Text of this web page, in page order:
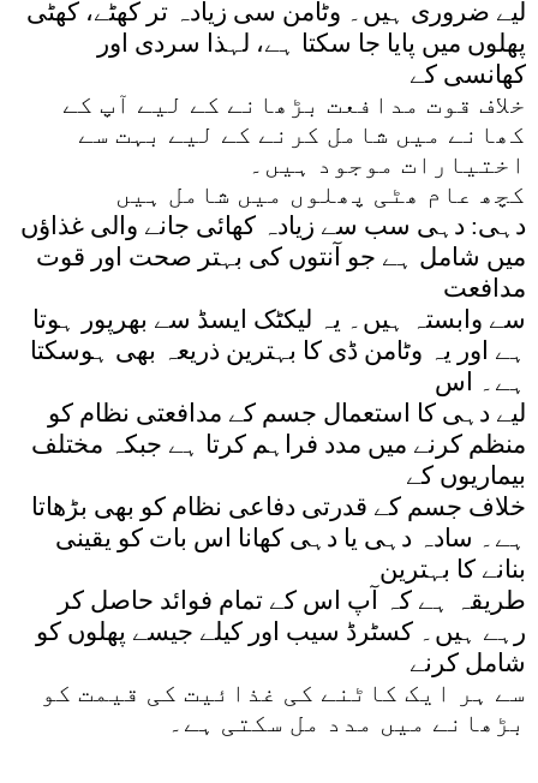
لیے ضروری ہیں۔ وٹامن سی زیادہ تر کھٹے، کھٹی
پھلوں میں پایا جا سکتا ہے، لہذا سردی اور
کھانسی کے
خلاف قوت مدافعت بڑھانے کے لیے آپ کے
کھانے میں شامل کرنے کے لیے بہت سے
اختیارات موجود ہیں۔
کچھ عام ھٹی پھلوں میں شامل ہیں
دہی: دہی سب سے زیادہ کھائی جانے والی غذاؤں
میں شامل ہے جو آنتوں کی بہتر صحت اور قوت
مدافعت
سے وابستہ ہیں۔ یہ لیکٹک ایسڈ سے بھرپور ہوتا
ہے اور یہ وٹامن ڈی کا بہترین ذریعہ بھی ہوسکتا
ہے۔ اس
لیے دہی کا استعمال جسم کے مدافعتی نظام کو
منظم کرنے میں مدد فراہم کرتا ہے جبکہ مختلف
بیماریوں کے
خلاف جسم کے قدرتی دفاعی نظام کو بھی بڑھاتا
ہے۔ سادہ دہی یا دہی کھانا اس بات کو یقینی
بنانے کا بہترین
طریقہ ہے کہ آپ اس کے تمام فوائد حاصل کر
رہے ہیں۔ کسٹرڈ سیب اور کیلے جیسے پھلوں کو
شامل کرنے
سے ہر ایک کاٹنے کی غذائیت کی قیمت کو
بڑھانے میں مدد مل سکتی ہے۔